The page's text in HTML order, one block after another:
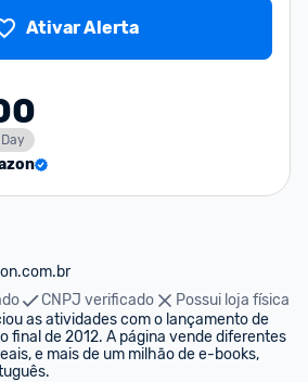
Ativar Alerta
CNPJ verificado
Possui loja física
as atividades com o lançamento de
final de 2012. A página vende diferentes
e mais de um milhão de e-books,